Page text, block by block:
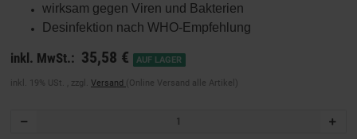
wirksam gegen Viren und Bakterien
Desinfektion nach WHO-Empfehlung
inkl. MwSt.: 35,58 € AUF LAGER
inkl. 19% USt. , zzgl. Versand (Online Versand alle Artikel)